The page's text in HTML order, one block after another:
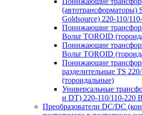
Goldsource) 220-110/
Понижающие
Вольт TOROID
Понижающие
Вольт TOROID
Понижающие
разделительные TS
(тороидальные)
Универсальные
и DT) 220-110/110-220
Преобразователи DC/DC